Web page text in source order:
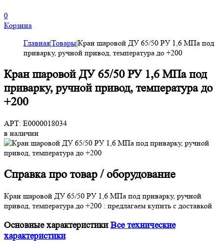
0
Корзина
Главная|Товары|Кран шаровой ДУ 65/50 РУ 1,6 МПа под
приварку, ручной привод, температура до +200
Кран шаровой ДУ 65/50 РУ 1,6 МПа под
приварку, ручной привод, температура до
+200
АРТ: E0000018034
в наличии
Справка про товар / оборудование
Кран шаровой ДУ 65/50 РУ 1,6 МПа под приварку, ручной
привод, температура до +200 : предлагаем купить с доставкой
Основные характеристикиВсе технические
характеристики